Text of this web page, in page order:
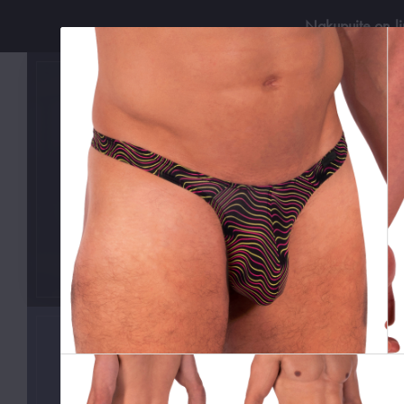
Nakupujte on-
KATEGORIE
Boxerky